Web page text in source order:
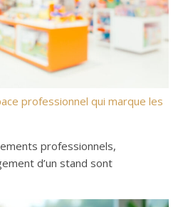
professionnel qui marque les
professionnels,
d’un stand sont